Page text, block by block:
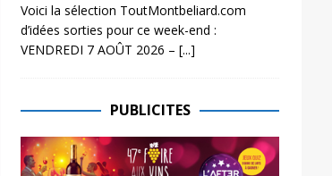
Voici la sélection ToutMontbeliard.com
d’idées sorties pour ce week-end :
VENDREDI 7 AOÛT 2026 – [...]
PUBLICITES